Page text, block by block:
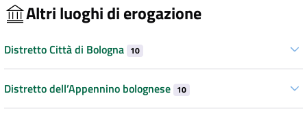
Altri luoghi di erogazione
Distretto Città di Bologna 10
Distretto dell’Appennino bolognese 10